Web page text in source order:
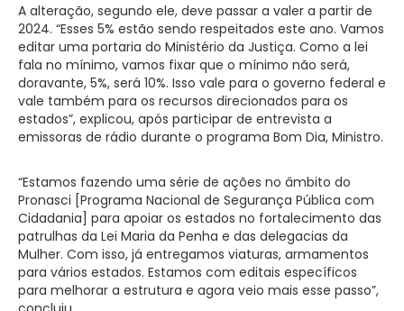
A alteração, segundo ele, deve passar a valer a partir de
2024. “Esses 5% estão sendo respeitados este ano. Vamos
editar uma portaria do Ministério da Justiça. Como a lei
fala no mínimo, vamos fixar que o mínimo não será,
doravante, 5%, será 10%. Isso vale para o governo federal e
vale também para os recursos direcionados para os
estados”, explicou, após participar de entrevista a
emissoras de rádio durante o programa Bom Dia, Ministro.
“Estamos fazendo uma série de ações no âmbito do
Pronasci [Programa Nacional de Segurança Pública com
Cidadania] para apoiar os estados no fortalecimento das
patrulhas da Lei Maria da Penha e das delegacias da
Mulher. Com isso, já entregamos viaturas, armamentos
para vários estados. Estamos com editais específicos
para melhorar a estrutura e agora veio mais esse passo”,